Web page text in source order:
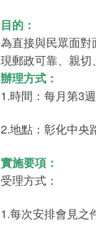
目的：
為直接與民眾面
現郵政可靠、親
辦理方式：
1.時間：每月第3
2.地點：彰化中央
實施要項：
受理方式：
1.每次安排會見之